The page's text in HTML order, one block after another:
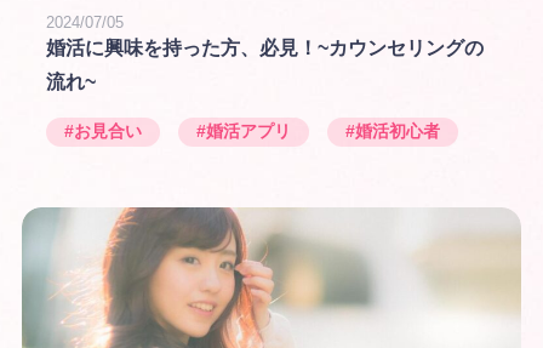
2024/07/05
婚活に興味を持った方、必見！~カウンセリングの
流れ~
#お見合い #婚活アプリ #婚活初心者